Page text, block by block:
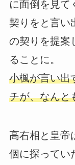
に面倒を見て
契りをと言い
の契りを提案
ることに。
小楓が言い出
チが、なんと
高右相と皇帝
個に探ってい